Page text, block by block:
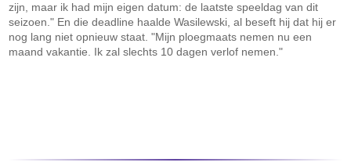
zijn, maar ik had mijn eigen datum: de laatste speeldag van dit
seizoen." En die deadline haalde Wasilewski, al beseft hij dat hij er
nog lang niet opnieuw staat. "Mijn ploegmaats nemen nu een
maand vakantie. Ik zal slechts 10 dagen verlof nemen."